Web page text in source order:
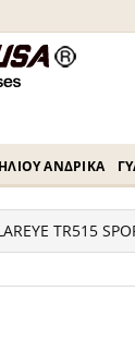
ΑΝΔΡΙΚΆ
TR515